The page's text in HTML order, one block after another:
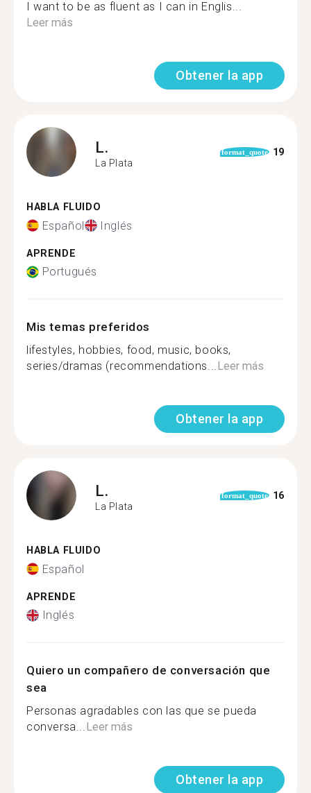
I want to be as fluent as I can in Englis...
Leer más
Obtener la app
L.
La Plata
format_quote 19
HABLA FLUIDO
Español Inglés
APRENDE
Portugués
Mis temas preferidos
lifestyles, hobbies, food, music, books,
series/dramas (recommendations...Leer más
Obtener la app
L.
La Plata
format_quote 16
HABLA FLUIDO
Español
APRENDE
Inglés
Quiero un compañero de conversación que
sea
Personas agradables con las que se pueda
conversa...Leer más
Obtener la app